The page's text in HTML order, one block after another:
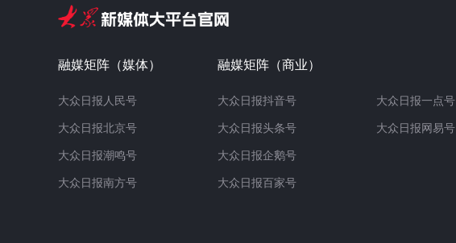
融媒矩阵（媒体）
大众日报人民号
大众日报北京号
大众日报潮鸣号
大众日报南方号
融媒矩阵（商业）
大众日报抖音号
大众日报头条号
大众日报企鹅号
大众日报百家号
大众日报一点号
大众日报网易号